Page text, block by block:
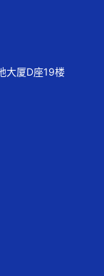
大厦D座19楼